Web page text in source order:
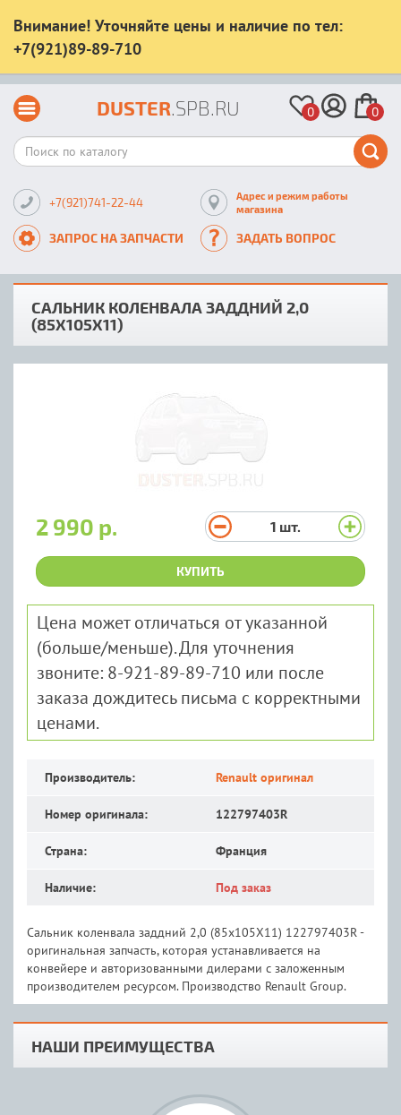
Внимание! Уточняйте цены и наличие по тел:
+7(921)89-89-710
DUSTER.SPB.RU 0 0
+7(921)741-22-44
Адрес и режим работы
магазина
ЗАПРОС НА ЗАПЧАСТИ ЗАДАТЬ ВОПРОС
САЛЬНИК КОЛЕНВАЛА ЗАДДНИЙ 2,0
(85Х105Х11)
2 990 р. 1 шт.
КУПИТЬ
Цена может отличаться от указанной
(больше/меньше). Для уточнения
звоните: 8-921-89-89-710 или после
заказа дождитесь письма с корректными
ценами.
Производитель: Renault оригинал
Номер оригинала: 122797403R
Страна: Франция
Наличие: Под заказ
Сальник коленвала заддний 2,0 (85х105Х11) 122797403R -
оригинальная запчасть, которая устанавливается на
конвейере и авторизованными дилерами с заложенным
производителем ресурсом. Производство Renault Group.
НАШИ ПРЕИМУЩЕСТВА